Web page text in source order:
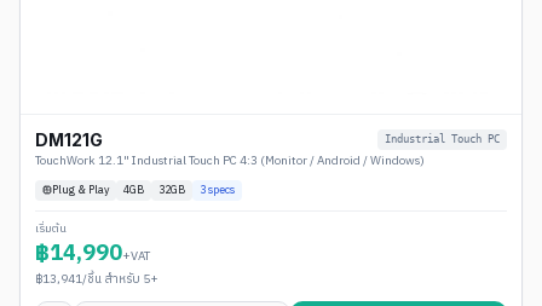
DM121G Industrial Touch PC
TouchWork 12.1" Industrial Touch PC 4:3 (Monitor / Android / Windows)
Plug & Play 4GB 32GB 3specs
เริ่มต้น
฿14,990+VAT
฿13,941/ชิ้น สำหรับ 5+